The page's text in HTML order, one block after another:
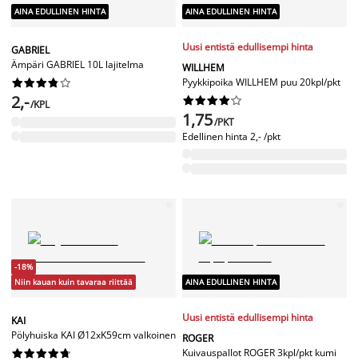
AINA EDULLINEN HINTA
GABRIEL
Ämpäri GABRIEL 10L lajitelma






2,-/KPL
AINA EDULLINEN HINTA
Uusi entistä edullisempi hinta
WILLHEM
Pyykkipoika WILLHEM puu 20kpl/pkt






1,75/PKT
Edellinen hinta 2,- /pkt
-18%
Niin kauan kuin tavaraa riittää
KAI
Pölyhuiska KAI Ø12xK59cm valkoinen






AINA EDULLINEN HINTA
Uusi entistä edullisempi hinta
ROGER
Kuivauspallot ROGER 3kpl/pkt kumi